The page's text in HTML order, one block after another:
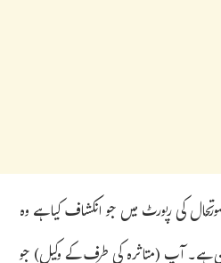
کی رپورٹ میں جو انکشاف کیا ہے وہ